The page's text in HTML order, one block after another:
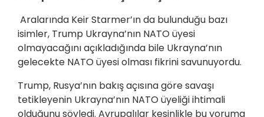
Aralarında Keir Starmer’ın da bulunduğu bazı
isimler, Trump Ukrayna’nın NATO üyesi
olmayacağını açıkladığında bile Ukrayna’nın
gelecekte NATO üyesi olması fikrini savunuyordu.
Trump, Rusya’nın bakış açısına göre savaşı
tetikleyenin Ukrayna’nın NATO üyeliği ihtimali
olduğunu söyledi. Avrupalılar kesinlikle bu yoruma